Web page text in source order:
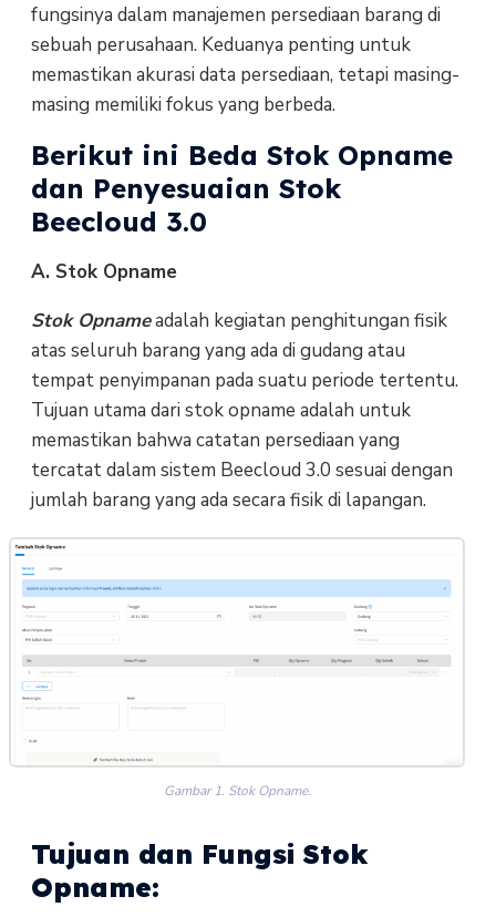
fungsinya dalam manajemen persediaan barang di
sebuah perusahaan. Keduanya penting untuk
memastikan akurasi data persediaan, tetapi masing-
masing memiliki fokus yang berbeda.
Berikut ini Beda Stok Opname
dan Penyesuaian Stok
Beecloud 3.0
A. Stok Opname
Stok Opnameadalah kegiatan penghitungan fisik
atas seluruh barang yang ada di gudang atau
tempat penyimpanan pada suatu periode tertentu.
Tujuan utama dari stok opname adalah untuk
memastikan bahwa catatan persediaan yang
tercatat dalam sistem Beecloud 3.0 sesuai dengan
jumlah barang yang ada secara fisik di lapangan.
Gambar 1. Stok Opname.
Tujuan dan Fungsi Stok
Opname: